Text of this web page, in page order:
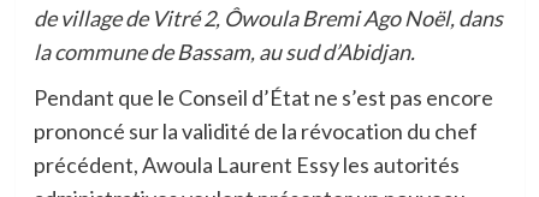
de village de Vitré 2, Ôwoula Bremi Ago Noël, dans
la commune de Bassam, au sud d’Abidjan.
Pendant que le Conseil d’État ne s’est pas encore
prononcé sur la validité de la révocation du chef
précédent, Awoula Laurent Essy les autorités